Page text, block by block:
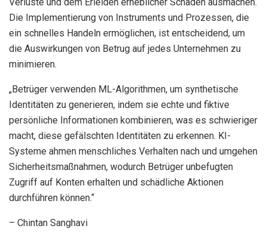
Die Implementierung von Instruments und Prozessen, die
ein schnelles Handeln ermöglichen, ist entscheidend, um
die Auswirkungen von Betrug auf jedes Unternehmen zu
minimieren.
„Betrüger verwenden ML-Algorithmen, um synthetische
Identitäten zu generieren, indem sie echte und fiktive
persönliche Informationen kombinieren, was es schwieriger
macht, diese gefälschten Identitäten zu erkennen. KI-
Systeme ahmen menschliches Verhalten nach und umgehen
Sicherheitsmaßnahmen, wodurch Betrüger unbefugten
Zugriff auf Konten erhalten und schädliche Aktionen
durchführen können.“
– Chintan Sanghavi